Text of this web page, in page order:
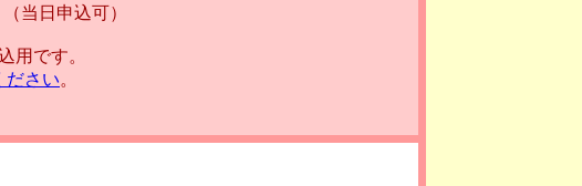
当日申込可）
用です。
ださい。